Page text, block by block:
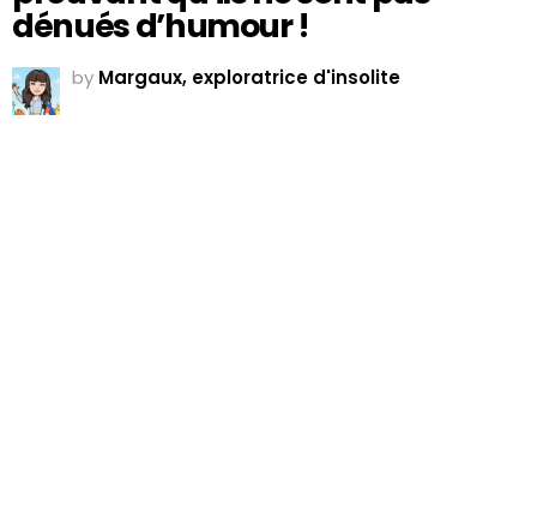
dénués d’humour !
by Margaux, exploratrice d'insolite